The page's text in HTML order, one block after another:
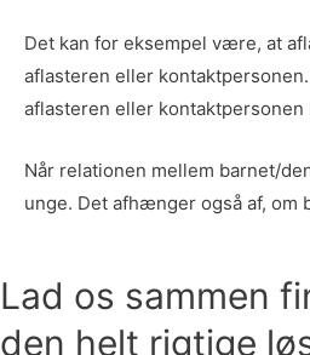
Det kan for eksempel være, at
aflasteren eller
aflasteren eller
Når relationen mellem barnet/
unge. Det afhænger også af,
Lad os sammen
den helt rigtige